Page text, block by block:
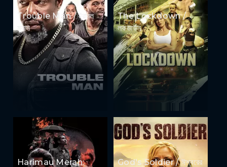
Trouble Man / ট্রাবল
ম্যান
The Lockdown /
লকডাউন
Harimau Merah:
God's Soldier / ঈশ্বরের